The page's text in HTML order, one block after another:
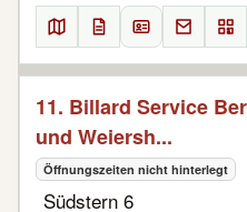
11. Billard Service
und Weiersh...
Öffnungszeiten nicht hinterlegt
Südstern 6